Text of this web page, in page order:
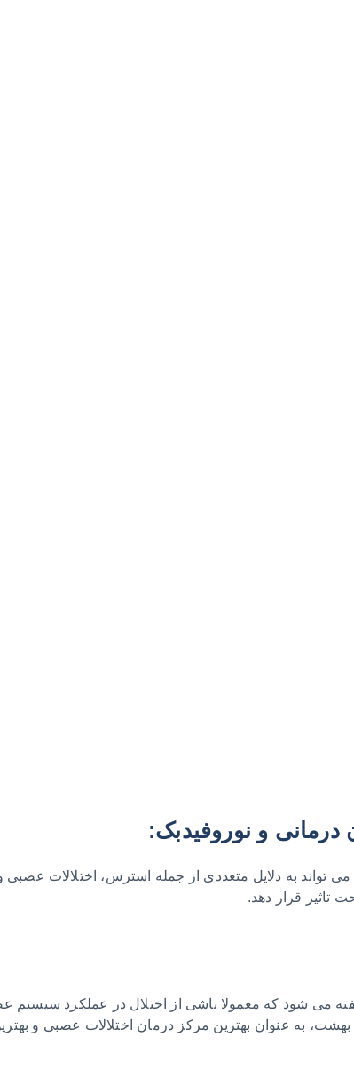
و نوروفیدبک:
به دلایل متعددی از جمله استرس، اختلالات
تاثیر قرار دهد.
می‌ شود که معمولا ناشی از اختلال در عملکرد
به عنوان بهترین مرکز درمان اختلالات عصبی و